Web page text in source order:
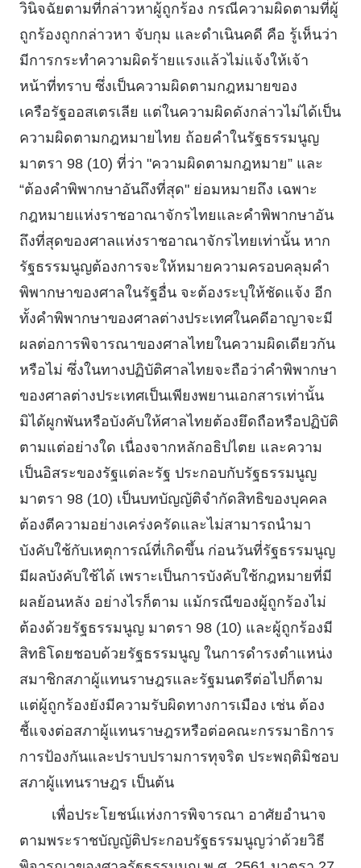
วินิจฉัยตามที่กล่าวหาผู้ถูกร้อง กรณีความผิดตามที่ผู้
ถูกร้องถูกกล่าวหา จับกุม และดําเนินคดี คือ รู้เห็นว่า
มีการกระทําความผิดร้ายแรงแล้วไม่แจ้งให้เจ้า
หน้าที่ทราบ ซึ่งเป็นความผิดตามกฎหมายของ
เครือรัฐออสเตรเลีย แต่ในความผิดดังกล่าวไม่ได้เป็น
ความผิดตามกฎหมายไทย ถ้อยคําในรัฐธรรมนูญ
มาตรา 98 (10) ที่ว่า "ความผิดตามกฎหมาย” และ
“ต้องคําพิพากษาอันถึงที่สุด" ย่อมหมายถึง เฉพาะ
กฎหมายแห่งราชอาณาจักรไทยและคําพิพากษาอัน
ถึงที่สุดของศาลแห่งราชอาณาจักรไทยเท่านั้น หาก
รัฐธรรมนูญต้องการจะให้หมายความครอบคลุมคํา
พิพากษาของศาลในรัฐอื่น จะต้องระบุให้ชัดแจ้ง อีก
ทั้งคําพิพากษาของศาลต่างประเทศในคดีอาญาจะมี
ผลต่อการพิจารณาของศาลไทยในความผิดเดียวกัน
หรือไม่ ซึ่งในทางปฏิบัติศาลไทยจะถือว่าคําพิพากษา
ของศาลต่างประเทศเป็นเพียงพยานเอกสารเท่านั้น
มิได้ผูกพันหรือบังคับให้ศาลไทยต้องยึดถือหรือปฏิบัติ
ตามแต่อย่างใด เนื่องจากหลักอธิปไตย และความ
เป็นอิสระของรัฐแต่ละรัฐ ประกอบกับรัฐธรรมนูญ
มาตรา 98 (10) เป็นบทบัญญัติจํากัดสิทธิของบุคคล
ต้องตีความอย่างเคร่งครัดและไม่สามารถนํามา
บังคับใช้กับเหตุการณ์ที่เกิดขึ้น ก่อนวันที่รัฐธรรมนูญ
มีผลบังคับใช้ได้ เพราะเป็นการบังคับใช้กฎหมายที่มี
ผลย้อนหลัง อย่างไรก็ตาม แม้กรณีของผู้ถูกร้องไม่
ต้องด้วยรัฐธรรมนูญ มาตรา 98 (10) และผู้ถูกร้องมี
สิทธิโดยชอบด้วยรัฐธรรมนูญ ในการดํารงตําแหน่ง
สมาชิกสภาผู้แทนราษฎรและรัฐมนตรีต่อไปก็ตาม
แต่ผู้ถูกร้องยังมีความรับผิดทางการเมือง เช่น ต้อง
ชี้แจงต่อสภาผู้แทนราษฎรหรือต่อคณะกรรมาธิการ
การป้องกันและปราบปรามการทุจริต ประพฤติมิชอบ
สภาผู้แทนราษฎร เป็นต้น
เพื่อประโยชน์แห่งการพิจารณา อาศัยอํานาจ
ตามพระราชบัญญัติประกอบรัฐธรรมนูญว่าด้วยวิธี